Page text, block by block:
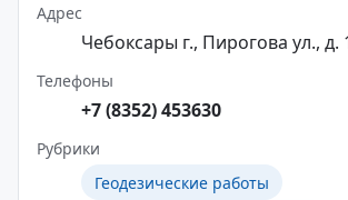
Адрес
Чебоксары г., Пирогова ул., д.
Телефоны
+7 (8352) 453630
Рубрики
Геодезические работы